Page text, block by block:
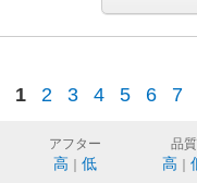
1 2 3 4 5 6 7
アフター
高 低
品質
高